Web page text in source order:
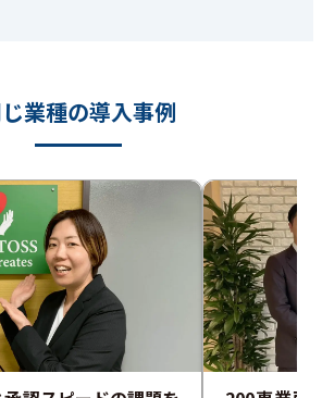
業種の導入事例